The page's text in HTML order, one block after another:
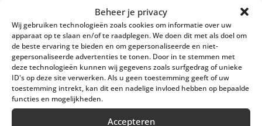
Beheer je privacy
Wij gebruiken technologieën zoals cookies om informatie over uw
apparaat op te slaan en/of te raadplegen. We doen dit met als doel om
de beste ervaring te bieden en om gepersonaliseerde en niet-
gepersonaliseerde advertenties te tonen. Door in te stemmen met
deze technologieën kunnen wij gegevens zoals surfgedrag of unieke
ID's op deze site verwerken. Als u geen toestemming geeft of uw
toestemming intrekt, kan dit een nadelige invloed hebben op bepaalde
functies en mogelijkheden.
Accepteren